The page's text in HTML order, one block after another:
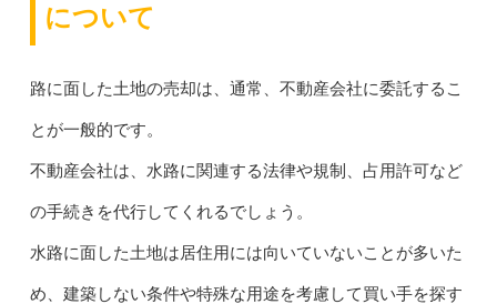
について
路に面した土地の売却は、通常、不動産会社に委託するこ
とが一般的です。
不動産会社は、水路に関連する法律や規制、占用許可など
の手続きを代行してくれるでしょう。
水路に面した土地は居住用には向いていないことが多いた
め、建築しない条件や特殊な用途を考慮して買い手を探す